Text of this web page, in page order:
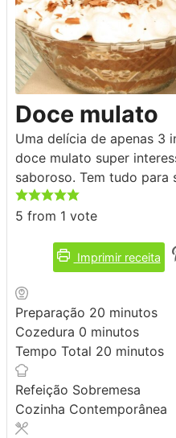
Doce mulato
Uma delícia de apenas 3
doce mulato super
saboroso. Tem tudo para
5 from 1 vote
Imprimir receita
Preparação 20 minutos
minutos
Cozedura 0 minutos
minutos
Tempo Total 20 minutos
minutos
Refeição Sobremesa
Cozinha Contemporânea